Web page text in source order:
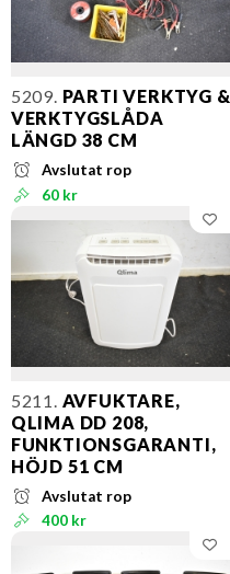
5209. PARTI VERKTYG &
VERKTYGSLÅDA
LÄNGD 38 CM
Avslutat rop
60 kr
5211.
AVFUKTARE,
QLIMA DD 208,
FUNKTIONSGARANTI,
HÖJD 51 CM
Avslutat rop
400 kr